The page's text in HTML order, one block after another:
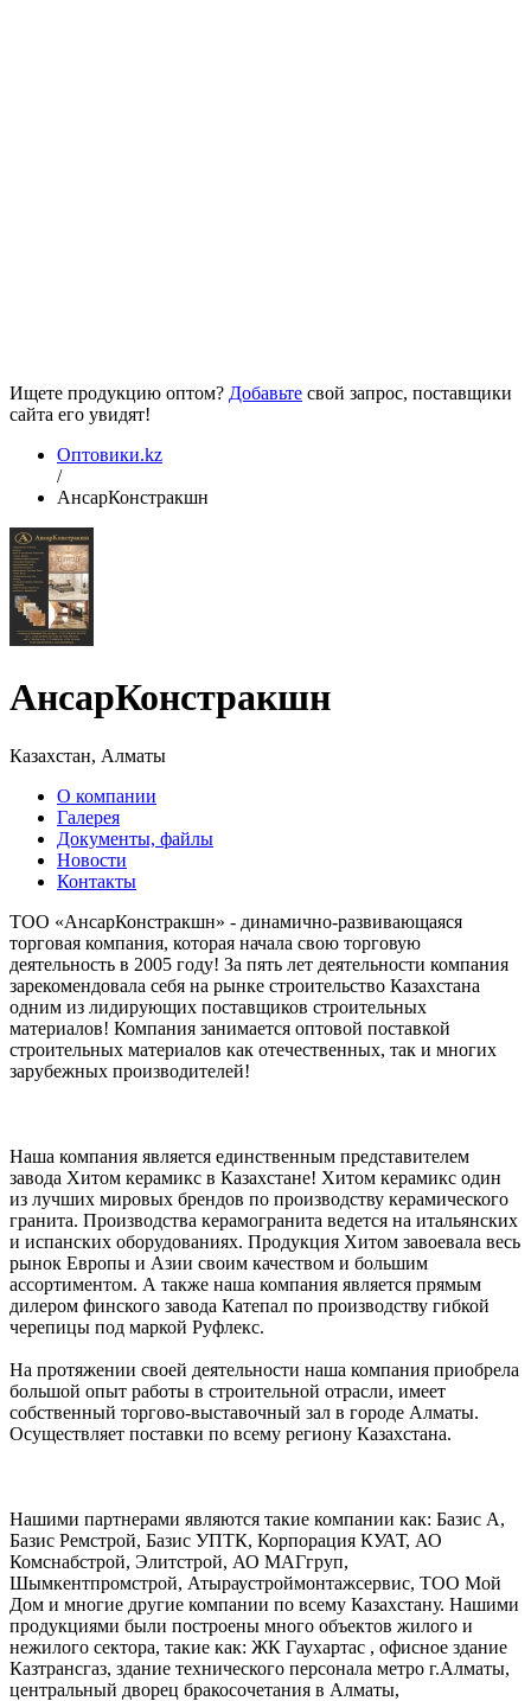
Ищете продукцию оптом? Добавьте свой запрос, поставщики
сайта его увидят!
Оптовики.kz
/
АнсарКонстракшн
АнсарКонстракшн
Казахстан, Алматы
О компании
Галерея
Документы, файлы
Новости
Контакты
ТОО «АнсарКонстракшн» - динамично-развивающаяся
торговая компания, которая начала свою торговую
деятельность в 2005 году! За пять лет деятельности компания
зарекомендовала себя на рынке строительство Казахстана
одним из лидирующих поставщиков строительных
материалов! Компания занимается оптовой поставкой
строительных материалов как отечественных, так и многих
зарубежных производителей!
Наша компания является единственным представителем
завода Хитом керамикс в Казахстане! Хитом керамикс один
из лучших мировых брендов по производству керамического
гранита. Производства керамогранита ведется на итальянских
и испанских оборудованиях. Продукция Хитом завоевала весь
рынок Европы и Азии своим качеством и большим
ассортиментом. А также наша компания является прямым
дилером финского завода Катепал по производству гибкой
черепицы под маркой Руфлекс.
На протяжении своей деятельности наша компания приобрела
большой опыт работы в строительной отрасли, имеет
собственный торгово-выставочный зал в городе Алматы.
Осуществляет поставки по всему региону Казахстана.
Нашими партнерами являются такие компании как: Базис А,
Базис Ремстрой, Базис УПТК, Корпорация КУАТ, АО
Комснабстрой, Элитстрой, АО МАГгруп,
Шымкентпромстрой, Атыраустроймонтажсервис, ТОО Мой
Дом и многие другие компании по всему Казахстану. Нашими
продукциями были построены много объектов жилого и
нежилого сектора, такие как: ЖК Гаухартас , офисное здание
Казтрансгаз, здание технического персонала метро г.Алматы,
центральный дворец бракосочетания в Алматы,